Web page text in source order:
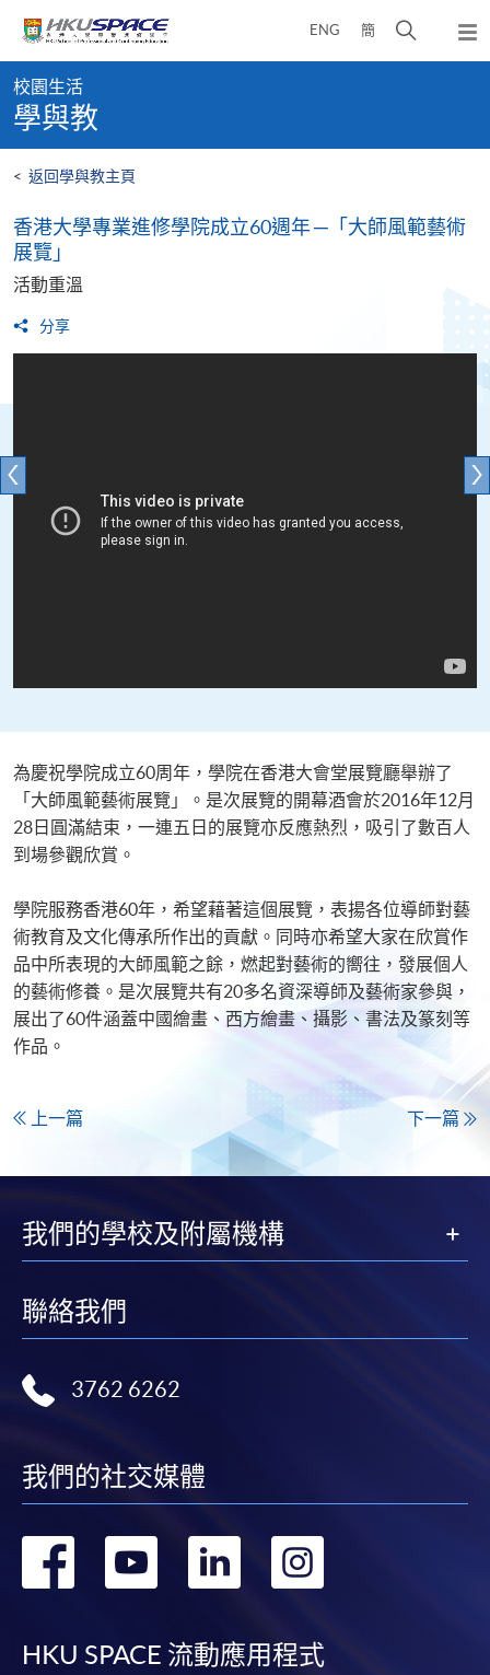
content
ENG 簡
開
彈
出
content
start
校園生活
學與教
< 返回學與教主頁
香港大學專業進修學院成立60週年 ─「大師風範藝術
展覽」
活動重溫
分享
為慶祝學院成立60周年，學院在香港大會堂展覽廳舉辦了
「大師風範藝術展覽」。是次展覽的開幕酒會於2016年12月
28日圓滿結束，一連五日的展覽亦反應熱烈，吸引了數百人
到場參觀欣賞。
學院服務香港60年，希望藉著這個展覽，表揚各位導師對藝
術教育及文化傳承所作出的貢獻。同時亦希望大家在欣賞作
品中所表現的大師風範之餘，燃起對藝術的嚮往，發展個人
的藝術修養。是次展覽共有20多名資深導師及藝術家參與，
展出了60件涵蓋中國繪畫、西方繪畫、攝影、書法及篆刻等
作品。
上一篇 下一篇
我們的學校及附屬機構
聯絡我們
3762 6262
我們的社交媒體
轉 轉 轉 轉
HKU SPACE 流動應用程式